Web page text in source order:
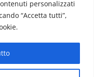
personalizzati
“Accetta tutti”,
EVENTI
Salute